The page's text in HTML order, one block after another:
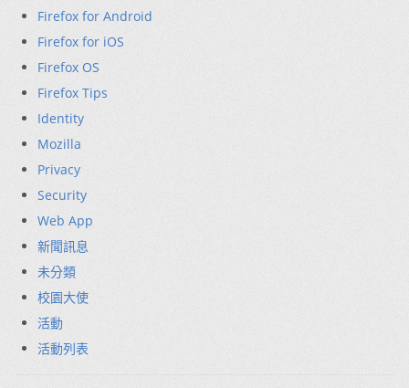
Firefox for Android
Firefox for iOS
Firefox OS
Firefox Tips
Identity
Mozilla
Privacy
Security
Web App
新聞訊息
未分類
校園大使
活動
活動列表